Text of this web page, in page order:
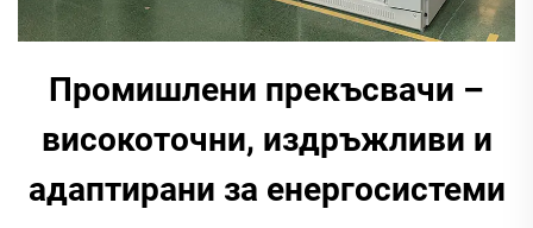
Промишлени прекъсвачи –
високоточни, издръжливи и
адаптирани за енергосистеми